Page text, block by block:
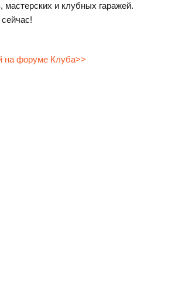
и клубных гаражей.
на форуме Клуба>>